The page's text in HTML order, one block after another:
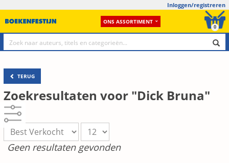
Inloggen/registreren
ONS ASSORTIMENT
0
TERUG
Zoekresultaten voor "Dick Bruna"
Geen resultaten gevonden